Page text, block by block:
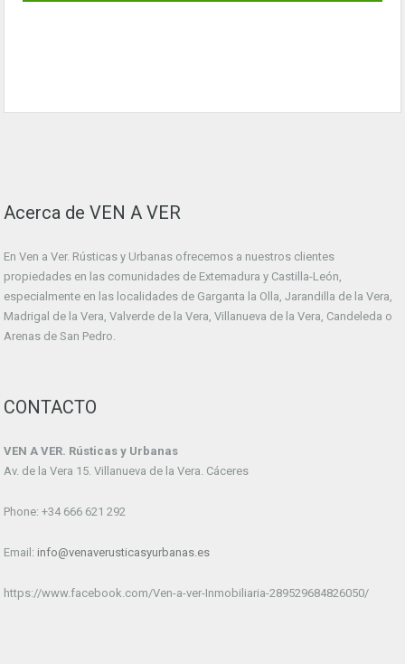
Acerca de VEN A VER
En Ven a Ver. Rústicas y Urbanas ofrecemos a nuestros clientes
propiedades en las comunidades de Extemadura y Castilla-León,
especialmente en las localidades de Garganta la Olla, Jarandilla de la Vera,
Madrigal de la Vera, Valverde de la Vera, Villanueva de la Vera, Candeleda o
Arenas de San Pedro.
CONTACTO
VEN A VER. Rústicas y Urbanas
Av. de la Vera 15. Villanueva de la Vera. Cáceres
Phone: +34 666 621 292
Email: info@venaverusticasyurbanas.es
https://www.facebook.com/Ven-a-ver-Inmobiliaria-289529684826050/